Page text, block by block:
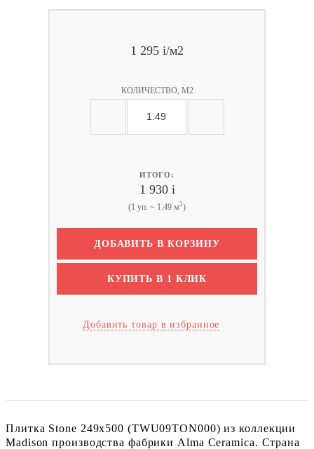
1 295 i/м2
КОЛИЧЕСТВО, М2
ИТОГО:
1 930 i
(1 уп. ~ 1.49 м2)
ДОБАВИТЬ В КОРЗИНУ
КУПИТЬ В 1 КЛИК
Добавить товар в избранное
Плитка Stone 249x500 (TWU09TON000) из коллекции
Madison производства фабрики Alma Ceramica. Страна